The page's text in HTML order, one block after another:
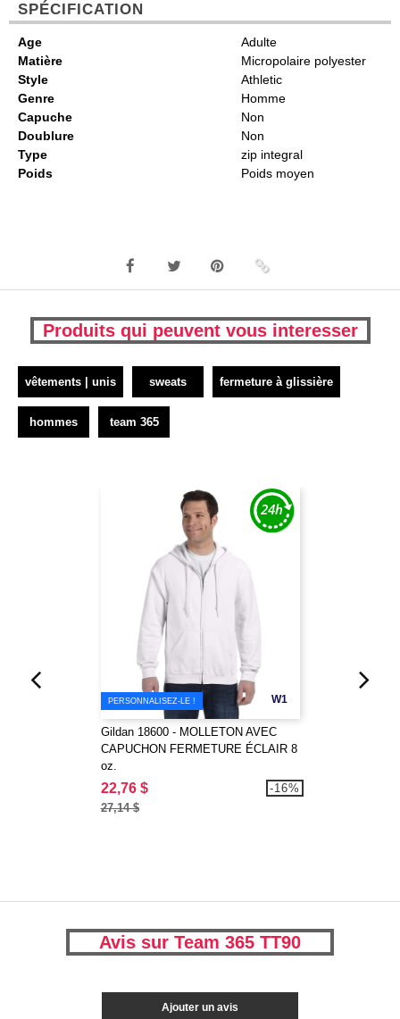
SPÉCIFICATION
Age
Adulte
Matière
Micropolaire polyester
Style
Athletic
Genre
Homme
Capuche
Non
Doublure
Non
Type
zip integral
Poids
Poids moyen
Produits qui peuvent vous interesser
vêtements | unis sweats fermeture à glissière
hommes team 365
W1
PERSONNALISEZ-LE !
Gildan 18600 - MOLLETON AVEC
CAPUCHON FERMETURE ÉCLAIR 8
oz.
22,76 $
27,14 $
-16%
Avis sur Team 365 TT90
Ajouter un avis